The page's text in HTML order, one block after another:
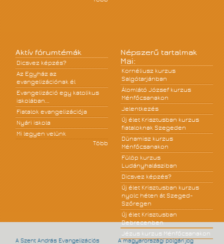
Aktív fórumtémák
Dicsvez képzés?
Az Egyház az
evangelizációnak él
Evangelizáció egy katolikus
iskolában...
Fiatalok evangelizációja
Nyári iskola
Mi legyen velünk
Több
Népszerű tartalmak
Mai:
Kornéliusz kurzus
Salgótarjánban
Álomlátó József kurzus
Ménfőcsanakon
Jelentkezés
Új élet Krisztusban kurzus
fiataloknak Szegeden
Dünamisz kurzus
Ménfőcsanakon
Fülöp kurzus
Ludányhalásziban
Dicsvez képzés?
Új élet Krisztusban kurzus
nyolc héten át Szeged-
Szőregen
Új élet Krisztusban
Debrecenben
Jézus kurzus Ménfőcsanakon
A Szent András Evangelizációs
A magyarországi polgári jog